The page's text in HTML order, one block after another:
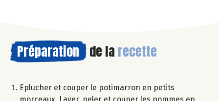
Préparation de la recette
Eplucher et couper le potimarron en petits